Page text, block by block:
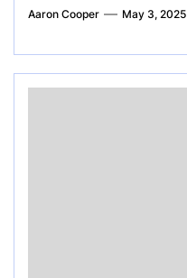
Aaron Cooper May 3, 2025